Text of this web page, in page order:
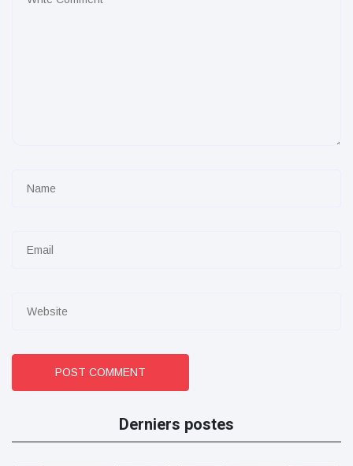
POST COMMENT
Derniers postes